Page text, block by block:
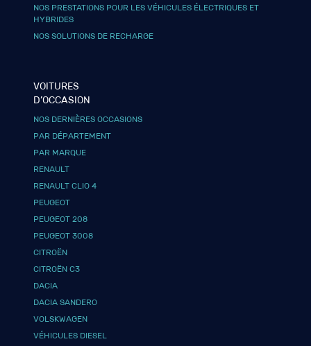
NOS PRESTATIONS POUR LES VÉHICULES ÉLECTRIQUES ET
HYBRIDES
NOS SOLUTIONS DE RECHARGE
VOITURES
D’OCCASION
NOS DERNIÈRES OCCASIONS
PAR DÉPARTEMENT
PAR MARQUE
RENAULT
RENAULT CLIO 4
PEUGEOT
PEUGEOT 208
PEUGEOT 3008
CITROËN
CITROËN C3
DACIA
DACIA SANDERO
VOLSKWAGEN
VÉHICULES DIESEL